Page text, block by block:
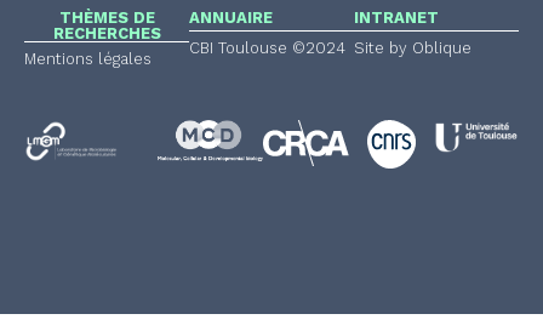
THÈMES DE
RECHERCHES
Mentions légales
ANNUAIRE
CBI Toulouse ©2024
INTRANET
Site by Oblique